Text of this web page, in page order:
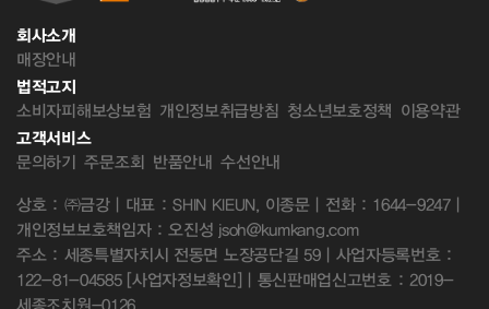
회사소개
매장안내
법적고지
소비자피해보상보험 개인정보취급방침 청소년보호정책 이용약관
고객서비스
문의하기 주문조회 반품안내 수선안내
상호 : ㈜금강 | 대표 : SHIN KIEUN, 이종문 | 전화 : 1644-9247 |
개인정보보호책임자 : 오진성 jsoh@kumkang.com
주소 : 세종특별자치시 전동면 노장공단길 59 | 사업자등록번호 :
122-81-04585 [사업자정보확인] | 통신판매업신고번호 : 2019-
세종조치원-0126